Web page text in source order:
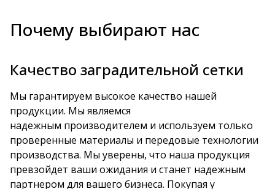
Почему выбирают нас
Качество заградительной сетки
Мы гарантируем высокое качество нашей
продукции. Мы являемся
надежным производителем и используем только
проверенные материалы и передовые технологии
производства. Мы уверены, что наша продукция
превзойдет ваши ожидания и станет надежным
партнером для вашего бизнеса. Покупая у